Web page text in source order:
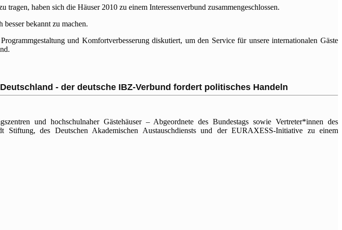
haben sich die Häuser 2010 zu einem Interessenverbund zusammengeschlossen.
bekannt zu machen.
und Komfortverbesserung diskutiert, um den Service für unsere internationalen Gäste
- der deutsche IBZ-Verbund fordert politisches Handeln
und hochschulnaher Gästehäuser – Abgeordnete des Bundestags sowie Vertreter*innen des
des Deutschen Akademischen Austauschdiensts und der EURAXESS-Initiative zu einem